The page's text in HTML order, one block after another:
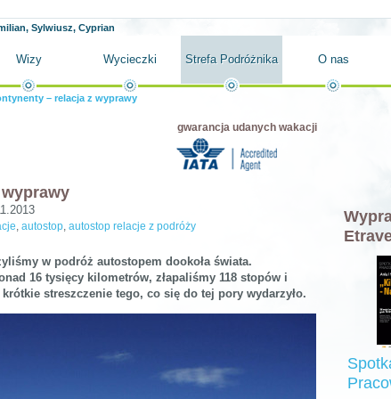
Sylwiusz, Cyprian
Wizy Wycieczki Strefa Podróżnika O nas
– relacja z wyprawy
gwarancja udanych wakacji
, autostop, autostop relacje z podróży
w podróż autostopem dookoła świata.
16 tysięcy kilometrów, złapaliśmy 118 stopów i
streszczenie tego, co się do tej pory wydarzyło.